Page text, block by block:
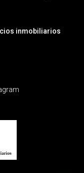
inmobiliarios